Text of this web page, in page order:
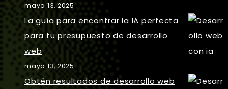
mayo 13, 2025
La guía para encontrar la IA perfecta
para tu presupuesto de desarrollo
web
mayo 13, 2025
Obtén resultados de desarrollo web